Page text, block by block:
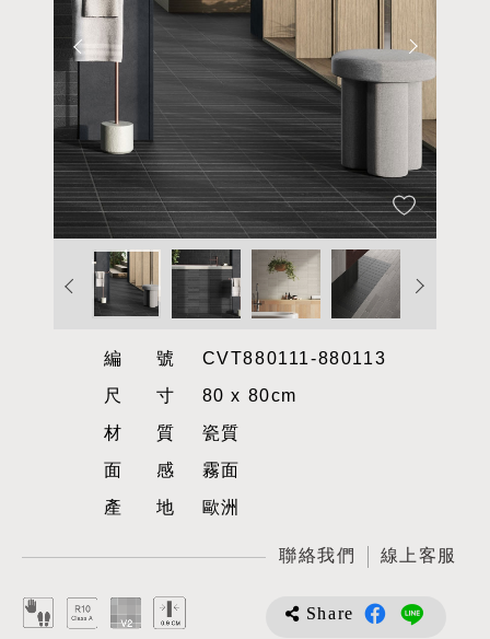
編號CVT880111-880113
尺寸80 x 80cm
材質瓷質
面感霧面
產地歐洲
聯絡我們 線上客服
Share